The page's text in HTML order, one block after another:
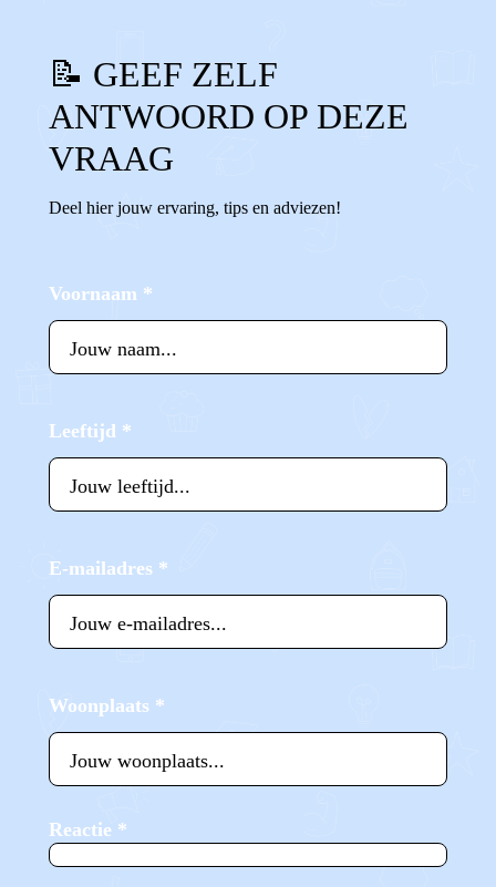
📝 GEEF ZELF
ANTWOORD OP DEZE
VRAAG
Deel hier jouw ervaring, tips en adviezen!
Voornaam *
Leeftijd *
E-mailadres *
Woonplaats *
Reactie *